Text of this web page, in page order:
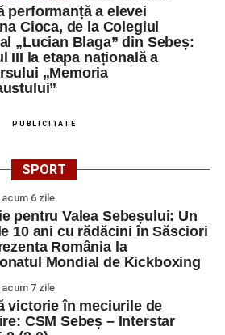
performanță a elevei
Cioca, de la Colegiul
„Lucian Blaga” din Sebeș:
III la etapa națională a
„Memoria
PUBLICITATE
SPORT
acum 6 zile
pentru Valea Sebeșului: Un
10 ani cu rădăcini în Săsciori
România la
Mondial de Kickboxing
acum 7 zile
victorie în meciurile de
CSM Sebeș – Interstar